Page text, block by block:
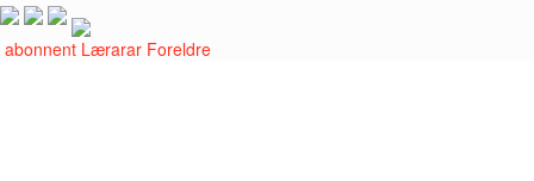
abonnent Lærarar Foreldre